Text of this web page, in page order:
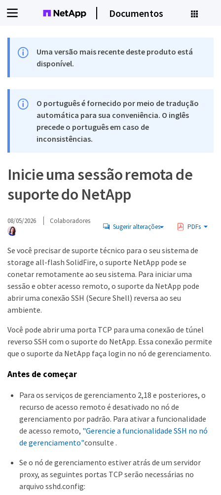
Documentos
Uma versão mais recente deste produto está
disponível.
O português é fornecido por meio de tradução
automática para sua conveniência. O inglês
precede o português em caso de
inconsistências.
Inicie uma sessão remota de
suporte do NetApp
08/05/2026 Colaboradores
Sugerir alterações PDFs
Se você precisar de suporte técnico para o seu sistema de
storage all-flash SolidFire, o suporte NetApp pode se
conetar remotamente ao seu sistema. Para iniciar uma
sessão e obter acesso remoto, o suporte da NetApp pode
abrir uma conexão SSH (Secure Shell) reversa ao seu
ambiente.
Você pode abrir uma porta TCP para uma conexão de túnel
reverso SSH com o suporte do NetApp. Essa conexão permite
que o suporte da NetApp faça login no nó de gerenciamento.
Antes de começar
Para os serviços de gerenciamento 2,18 e posteriores, o
recurso de acesso remoto é desativado no nó de
gerenciamento por padrão. Para ativar a funcionalidade
de acesso remoto, "Gerencie a funcionalidade SSH no nó
de gerenciamento"consulte .
Se o nó de gerenciamento estiver atrás de um servidor
proxy, as seguintes portas TCP serão necessárias no
arquivo sshd.config: